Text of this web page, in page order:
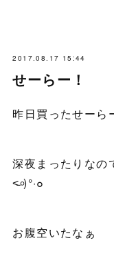
2017.08.17 15:44
せーらー！
昨日買ったせーら
深夜まったりなの
˂̵৹)°·๐
お腹空いたなぁ